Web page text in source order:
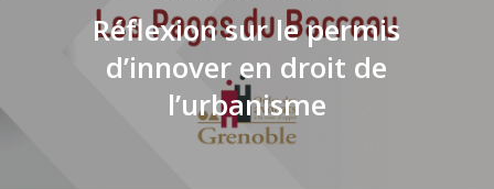
Réflexion sur le permis
d’innover en droit de
l’urbanisme